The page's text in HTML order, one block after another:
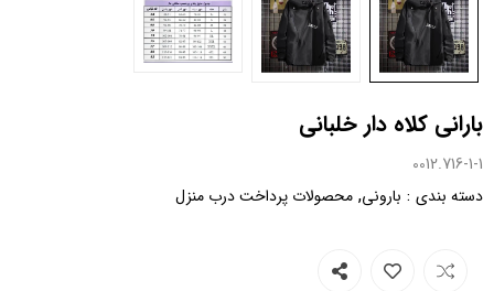
بارانی کلاه دار خلبانی
0012.716-1-1
دسته بندی : بارونی, محصولات پرداخت درب منزل